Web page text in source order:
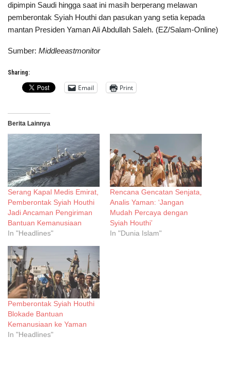
dipimpin Saudi hingga saat ini masih berperang melawan
pemberontak Syiah Houthi dan pasukan yang setia kepada
mantan Presiden Yaman Ali Abdullah Saleh. (EZ/Salam-Online)
Sumber: Middleeastmonitor
Sharing:
Email Print
Berita Lainnya
Serang Kapal Medis Emirat,
Pemberontak Syiah Houthi
Jadi Ancaman Pengiriman
Bantuan Kemanusiaan
In "Headlines"
Rencana Gencatan Senjata,
Analis Yaman: ‘Jangan
Mudah Percaya dengan
Syiah Houthi’
In "Dunia Islam"
Pemberontak Syiah Houthi
Blokade Bantuan
Kemanusiaan ke Yaman
In "Headlines"